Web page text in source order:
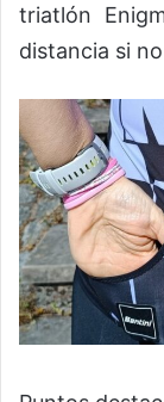
triatlón
distancia si